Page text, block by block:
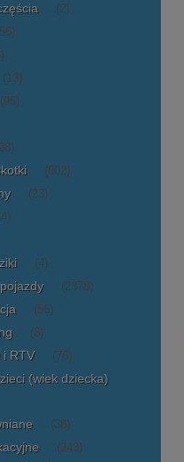
(2)
(13)
(95)
(602)
(23)
(4)
(2378)
(56)
(3)
i RTV (76)
(wiek dziecka)
(38)
(243)